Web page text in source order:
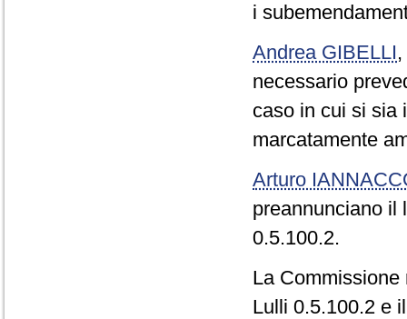
i
Andrea GIBELLI,
necessario
caso in cui si sia
marcatamente
Arturo
preannunciano il
0.5.100.2.
La
Lulli 0.5.100.2 e